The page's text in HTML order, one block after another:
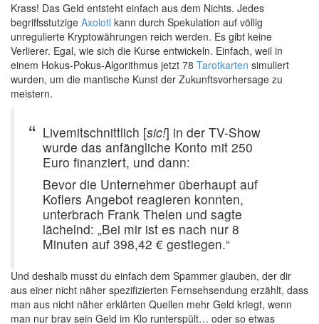
Krass! Das Geld entsteht einfach aus dem Nichts. Jedes
begriffsstutzige Axolotl kann durch Spekulation auf völlig
unregulierte Kryptowährungen reich werden. Es gibt keine
Verlierer. Egal, wie sich die Kurse entwickeln. Einfach, weil in
einem Hokus-Pokus-Algorithmus jetzt 78 Tarotkarten simuliert
wurden, um die mantische Kunst der Zukunftsvorhersage zu
meistern.
Livemitschnittlich [sic!] in der TV-Show
wurde das anfängliche Konto mit 250
Euro finanziert, und dann:
Bevor die Unternehmer überhaupt auf
Koflers Angebot reagieren konnten,
unterbrach Frank Thelen und sagte
lächelnd: „Bei mir ist es nach nur 8
Minuten auf 398,42 € gestiegen.“
Und deshalb musst du einfach dem Spammer glauben, der dir
aus einer nicht näher spezifizierten Fernsehsendung erzählt, dass
man aus nicht näher erklärten Quellen mehr Geld kriegt, wenn
man nur brav sein Geld im Klo runterspült… oder so etwas